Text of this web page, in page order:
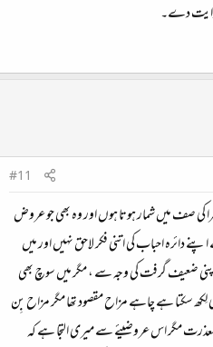
ہدایت دے۔
#11
کی صف میں شمار ہوتا ہوں اور وہ بھی جو عروض
دائرہ احباب کی اتنی فکر لاحق نہیں اور میں
ضعیف گرفت کی وجہ سے ، مگر میں سوچ بھی
سکتا ہے چاہے مزاح مقصود تھا مگر مزاح بِن
مگر اس عروضیئے سے میری التجا ہے کہ